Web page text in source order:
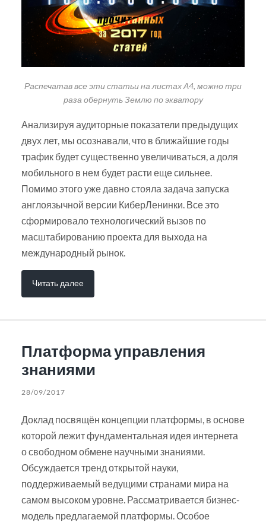
Распечатав все эти статьи на листах А4, можно три
раза обернуть Землю по экватору
Анализируя аудиторные показатели предыдущих
двух лет, мы осознавали, что в ближайшие годы
трафик будет существенно увеличиваться, а доля
мобильного в нем будет расти еще сильнее.
Помимо этого уже давно стояла задача запуска
англоязычной версии КиберЛенинки. Все это
сформировало технологический вызов по
масштабированию проекта для выхода на
международный рынок.
Читать далее
Платформа управления
знаниями
28/09/2017
Доклад посвящён концепции платформы, в основе
которой лежит фундаментальная идея интернета
о свободном обмене научными знаниями.
Обсуждается тренд открытой науки,
поддерживаемый ведущими странами мира на
самом высоком уровне. Рассматривается бизнес-
модель предлагаемой платформы. Особое